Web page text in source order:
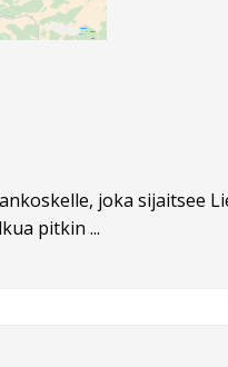
joka sijaitsee
pitkin ...